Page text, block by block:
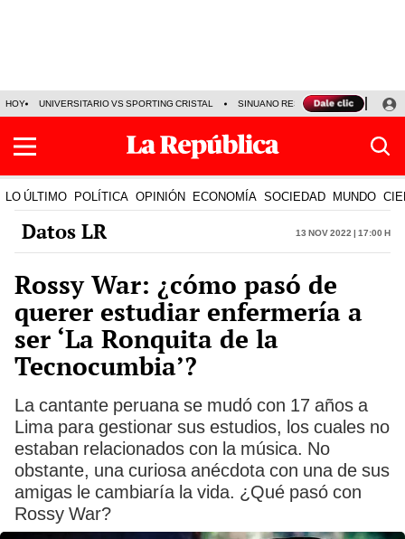
HOY UNIVERSITARIO VS SPORTING CRISTAL SINUANO RESULTADOS HOY
LO ÚLTIMO POLÍTICA OPINIÓN ECONOMÍA SOCIEDAD MUNDO
Datos LR 13 Nov 2022 | 17:00 h
Rossy War: ¿cómo pasó de
querer estudiar enfermería a
ser ‘La Ronquita de la
Tecnocumbia’?
La cantante peruana se mudó con 17 años a
Lima para gestionar sus estudios, los cuales no
estaban relacionados con la música. No
obstante, una curiosa anécdota con una de sus
amigas le cambiaría la vida. ¿Qué pasó con
Rossy War?